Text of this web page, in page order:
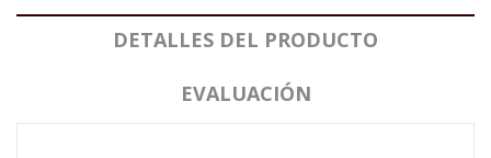
DETALLES DEL PRODUCTO
EVALUACIÓN